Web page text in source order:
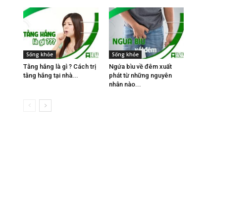
Sống khỏe
Tằng hắng là gì ? Cách trị
tằng hắng tại nhà...
Sống khỏe
Ngứa bìu về đêm xuất
phát từ những nguyên
nhân nào...